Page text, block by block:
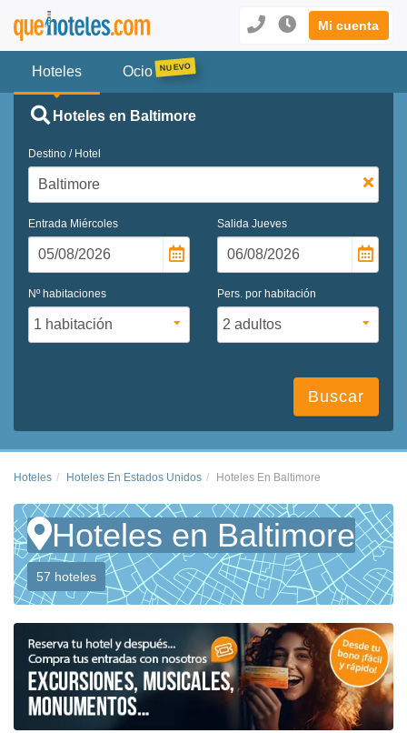
Mi cuenta
Hoteles Ocio
Hoteles en Baltimore
Destino / Hotel
Entrada Miércoles Salida Jueves
Nº habitaciones Pers. por habitación
Buscar
Hoteles Hoteles En Estados Unidos Hoteles En Baltimore
Hoteles en Baltimore
57 hoteles